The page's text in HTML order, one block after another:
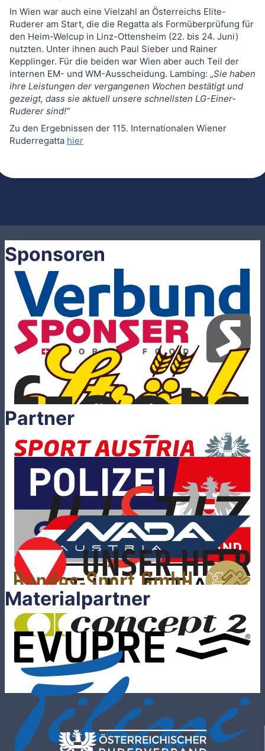
In Wien war auch eine Vielzahl an Österreichs Elite-
Ruderer am Start, die die Regatta als Formüberprüfung für
den Heim-Welcup in Linz-Ottensheim (22. bis 24. Juni)
nutzten. Unter ihnen auch Paul Sieber und Rainer
Kepplinger. Für die beiden war Wien aber auch Teil der
internen EM- und WM-Ausscheidung. Lambing: „Sie haben
ihre Leistungen der vergangenen Wochen bestätigt und
gezeigt, dass sie aktuell unsere schnellsten LG-Einer-
Ruderer sind!“
Zu den Ergebnissen der 115. Internationalen Wiener
Ruderregatta hier
Sponsoren
Partner
Materialpartner